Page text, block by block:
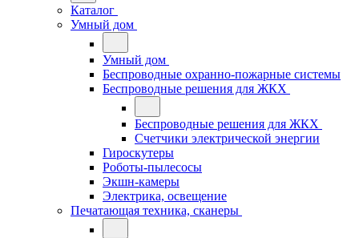
Каталог
Умный дом
Умный дом
Беспроводные охранно-пожарные системы
Беспроводные решения для ЖКХ
Беспроводные решения для ЖКХ
Счетчики электрической энергии
Гироскутеры
Роботы-пылесосы
Экшн-камеры
Электрика, освещение
Печатающая техника, сканеры